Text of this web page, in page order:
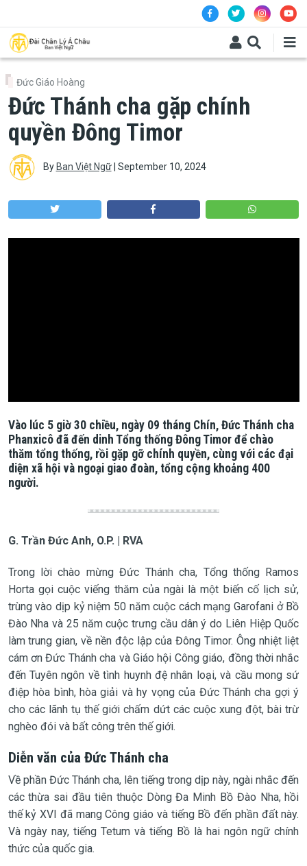
Đức Giáo Hoàng
Đức Thánh cha gặp chính
quyền Đông Timor
By Ban Việt Ngữ| September 10, 2024
Vào lúc 5 giờ 30 chiều, ngày 09 tháng Chín, Đức Thánh cha
Phanxicô đã đến dinh Tổng thống Đông Timor để chào
thăm tổng thống, rồi gặp gỡ chính quyền, cùng với các đại
diện xã hội và ngoại giao đoàn, tổng cộng khoảng 400
người.
G. Trần Đức Anh, O.P. | RVA
Trong lời chào mừng Đức Thánh cha, Tổng thống Ramos
Horta gọi cuộc viếng thăm của ngài là một biến cố lịch sử,
trùng vào dịp kỷ niệm 50 năm cuộc cách mạng Garofani ở Bồ
Đào Nha và 25 năm cuộc trưng cầu dân ý do Liên Hiệp Quốc
làm trung gian, về nền độc lập của Đông Timor. Ông nhiệt liệt
cám ơn Đức Thánh cha và Giáo hội Công giáo, đồng thời nhắc
đến Tuyên ngôn về tình huynh đệ nhân loại, và cầu mong sứ
điệp hòa bình, hòa giải và hy vọng của Đức Thánh cha gợi ý
cho các lãnh tụ thế giới chấm dứt các cuộc xung đột, bài trừ
nghèo đói và bất công trên thế giới.
Diễn văn của Đức Thánh cha
Về phần Đức Thánh cha, lên tiếng trong dịp này, ngài nhắc đến
các thừa sai đầu tiên thuộc Dòng Đa Minh Bồ Đào Nha, hồi
thế kỷ XVI đã mang Công giáo và tiếng Bồ đến phần đất này.
Và ngày nay, tiếng Tetum và tiếng Bồ là hai ngôn ngữ chính
thức của quốc gia.